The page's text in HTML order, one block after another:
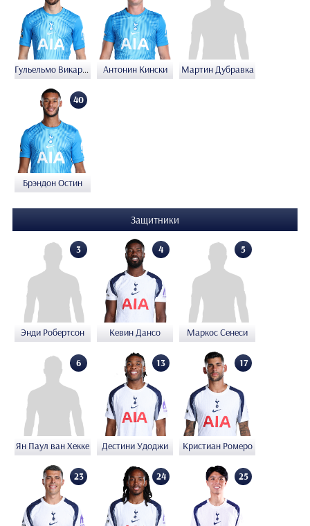
Гульельмо Викарио Антонин Кински Мартин Дубравка
40
Брэндон Остин
Защитники
3
Энди Робертсон
4
Кевин Дансо
5
Маркос Сенеси
6
Ян Паул ван Хекке
13
Дестини Удоджи
17
Кристиан Ромеро
23 24 25